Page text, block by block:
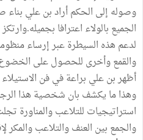
وصوله إلى الحكم أراد بن علي بناء
الجميع بالولاء اعترافا
لدعم هذه السيطرة عبر إرساء
والقمع وأخرى للحصول على الخضوع
أظهر بن علي براعة في فن
وهذا ما يكشف بان شخصية هذا
استراتيجيات للتلاعب والمناورة
والجمع بين العنف والتلاعب